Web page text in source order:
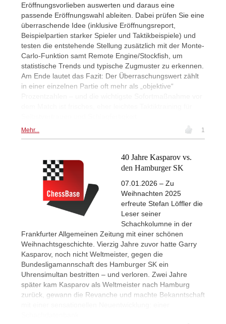
Eröffnungsvorlieben auswerten und daraus eine
passende Eröffnungswahl ableiten. Dabei prüfen Sie eine
überraschende Idee (inklusive Eröffnungsreport,
Beispielpartien starker Spieler und Taktikbeispiele) und
testen die entstehende Stellung zusätzlich mit der Monte-
Carlo-Funktion samt Remote Engine/Stockfish, um
statistische Trends und typische Zugmuster zu erkennen.
Am Ende lautet das Fazit: Der Überraschungswert zählt
in einer einzelnen Partie oft mehr als „objektive“
Mehr... 1
40 Jahre Kasparov vs.
den Hamburger SK
07.01.2026 – Zu
Weihnachten 2025
erfreute Stefan Löffler die
Leser seiner
Schachkolumne in der
Frankfurter Allgemeinen Zeitung mit einer schönen
Weihnachtsgeschichte. Vierzig Jahre zuvor hatte Garry
Kasparov, noch nicht Weltmeister, gegen die
Bundesligamannschaft des Hamburger SK ein
Uhrensimultan bestritten – und verloren. Zwei Jahre
später kam Kasparov als Weltmeister nach Hamburg
zurück, gewann die Revanche und machte Bekanntschaft